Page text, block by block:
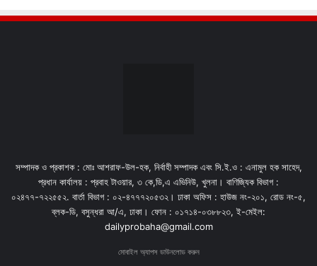
সম্পাদক ও প্রকাশক : মোঃ আশরাফ-উল-হক, নির্বাহী সম্পাদক এবং সি.ই.ও : এনামুল হক সাহেদ,
প্রধান কার্যালয় : প্রবাহ টাওয়ার, ৩ কে,ডি,এ এভিনিউ, খুলনা। বাণিজ্যিক বিভাগ :
০২৪৭৭-৭২২৫৫২. বার্তা বিভাগ : ০২-৪৭৭৭২০৫৩২। ঢাকা অফিস : হাউজ নং-২০১, রোড নং-৫,
ব্লক-ডি, বসুন্ধরা আ/এ, ঢাকা। ফোন : ০১৭১৪-০৩৮৮২৩, ই-মেইল:
dailyprobaha@gmail.com
মোবাইল অ্যাপস ডাউনলোড করুন